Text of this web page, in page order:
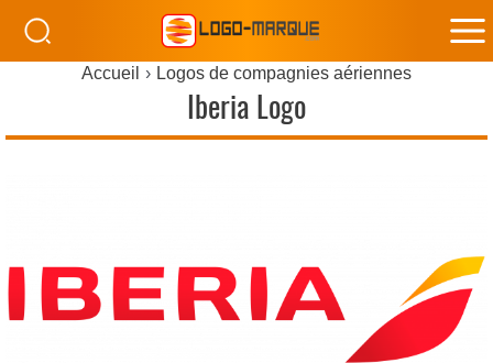
Accueil Logos de compagnies aériennes
Iberia Logo